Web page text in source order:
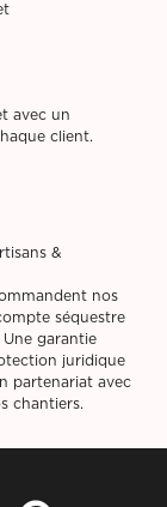
avec un
client.
&
nos
séquestre
garantie
juridique
partenariat avec
chantiers.